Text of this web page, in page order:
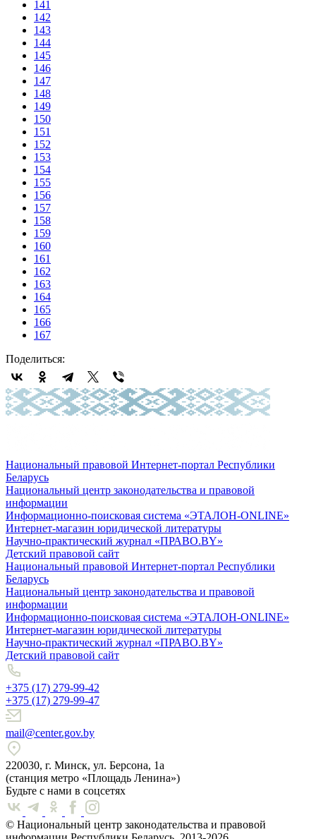
141
142
143
144
145
146
147
148
149
150
151
152
153
154
155
156
157
158
159
160
161
162
163
164
165
166
167
Поделиться:
Национальный правовой Интернет-портал Республики
Беларусь
Национальный центр законодательства и правовой
информации
Информационно-поисковая система «ЭТАЛОН-ONLINE»
Интернет-магазин юридической литературы
Научно-практический журнал «ПРАВО.BY»
Детский правовой сайт
Национальный правовой Интернет-портал Республики
Беларусь
Национальный центр законодательства и правовой
информации
Информационно-поисковая система «ЭТАЛОН-ONLINE»
Интернет-магазин юридической литературы
Научно-практический журнал «ПРАВО.BY»
Детский правовой сайт
+375 (17) 279-99-42
+375 (17) 279-99-47
mail@center.gov.by
220030, г. Минск, ул. Берсона, 1а
(станция метро «Площадь Ленина»)
Будьте с нами в соцсетях
© Национальный центр законодательства и правовой